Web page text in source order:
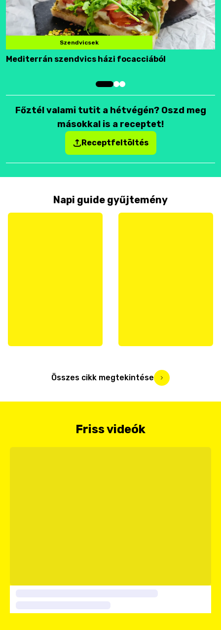
Szendvicsek
Mediterrán szendvics házi focacciából
Főztél valami tutit a hétvégén? Oszd meg
másokkal is a receptet!
Receptfeltöltés
Napi guide gyűjtemény
Összes cikk megtekintése
Friss videók